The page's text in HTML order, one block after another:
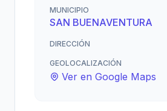
MUNICIPIO
SAN BUENAVENTURA
DIRECCIÓN
GEOLOCALIZACIÓN
Ver en Google Maps